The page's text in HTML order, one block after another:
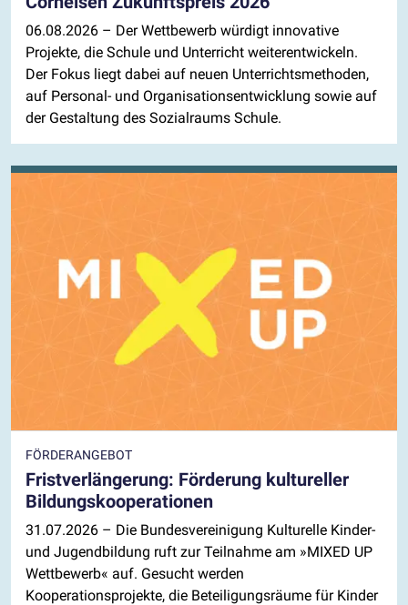
06.08.2026 – Der Wettbewerb würdigt innovative
Projekte, die Schule und Unterricht weiterentwickeln.
Der Fokus liegt dabei auf neuen Unterrichtsmethoden,
auf Personal- und Organisationsentwicklung sowie auf
der Gestaltung des Sozialraums Schule.
FÖRDERANGEBOT
Fristverlängerung: Förderung kultureller
Bildungskooperationen
31.07.2026 – Die Bundesvereinigung Kulturelle Kinder-
und Jugendbildung ruft zur Teilnahme am »MIXED UP
Wettbewerb« auf. Gesucht werden
Kooperationsprojekte, die Beteiligungsräume für Kinder